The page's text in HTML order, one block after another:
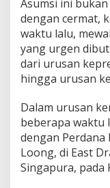
Asumsi ini
dengan cermat,
waktu lalu,
yang urgen
dari urusan
hingga urusan
Dalam urusan
beberapa waktu
dengan Perdana
Loong, di East
Singapura, pada